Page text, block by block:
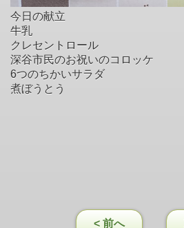
今日の献立
牛乳
クレセントロール
深谷市民のお祝いのコロッケ
6つのちかいサラダ
煮ぼうとう
< 前へ